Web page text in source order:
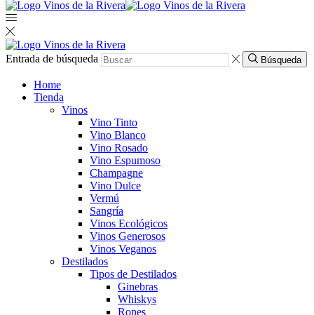
Entrada de búsqueda Búsqueda
Home
Tienda
Vinos
Vino Tinto
Vino Blanco
Vino Rosado
Vino Espumoso
Champagne
Vino Dulce
Vermú
Sangría
Vinos Ecológicos
Vinos Generosos
Vinos Veganos
Destilados
Tipos de Destilados
Ginebras
Whiskys
Rones